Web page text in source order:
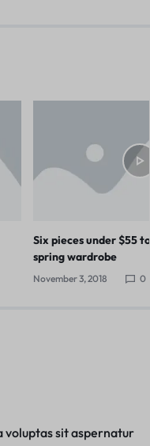
Six pieces under $55
spring wardrobe
November 3, 2018 0
voluptas sit aspernatur